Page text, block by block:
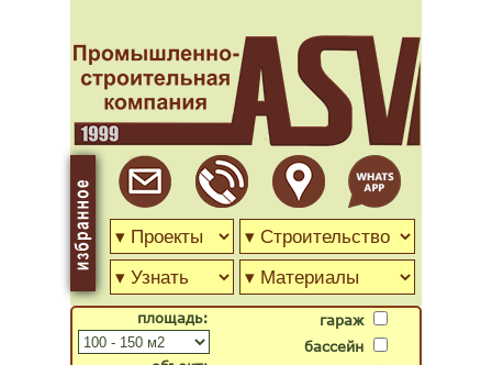
гараж
бассейн
площадь: